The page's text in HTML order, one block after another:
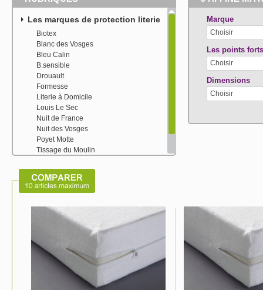
Les marques de protection literie
Biotex
Blanc des Vosges
Bleu Calin
B.sensible
Drouault
Formesse
Literie à Domicile
Louis Le Sec
Nuit de France
Nuit des Vosges
Poyet Motte
Tissage du Moulin
Velfont
Marque
Choisir
Les points
Choisir
Dimensions
Choisir